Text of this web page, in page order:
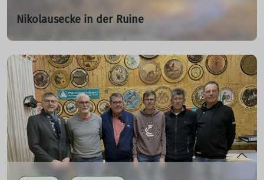
Nikolausecke in der Ruine
01.12.2023
mehr erfahren